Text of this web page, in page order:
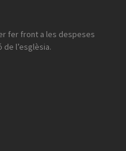
fer front a les despeses
l’esglèsia.